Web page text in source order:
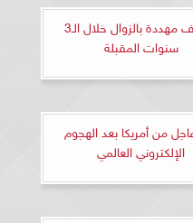
وظائف مهددة بالزوال خلال الـ3
سنوات المقبلة
من أمريكا بعد الهجوم
الإلكتروني العالمي